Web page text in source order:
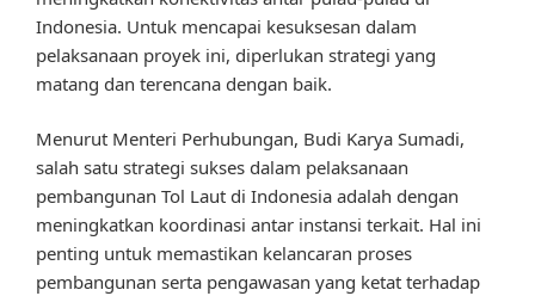
Indonesia. Untuk mencapai kesuksesan dalam
pelaksanaan proyek ini, diperlukan strategi yang
matang dan terencana dengan baik.
Menurut Menteri Perhubungan, Budi Karya Sumadi,
salah satu strategi sukses dalam pelaksanaan
pembangunan Tol Laut di Indonesia adalah dengan
meningkatkan koordinasi antar instansi terkait. Hal ini
penting untuk memastikan kelancaran proses
pembangunan serta pengawasan yang ketat terhadap